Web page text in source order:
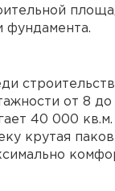
фундамента.
от 8
40 000
крутая